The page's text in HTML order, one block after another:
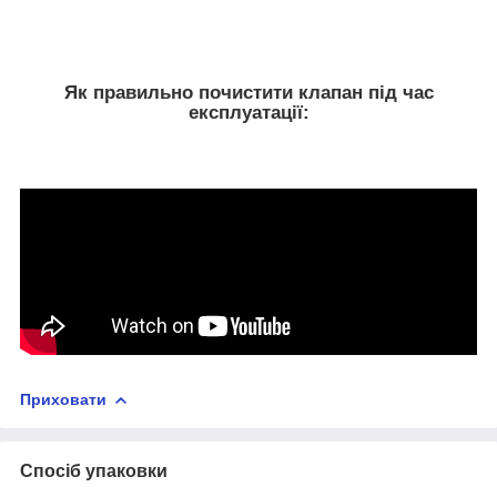
Як правильно почистити клапан під час
експлуатації:
Приховати
Спосіб упаковки